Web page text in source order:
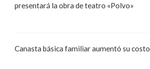
presentará la obra de teatro «Polvo»
Canasta básica familiar aumentó su costo